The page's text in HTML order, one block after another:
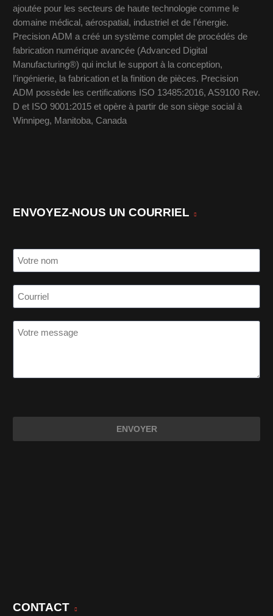
ajoutée pour les secteurs de haute technologie comme le
domaine médical, aérospatial, industriel et de l’énergie.
Precision ADM a créé un système complet de procédés de
fabrication numérique avancée (Advanced Digital
Manufacturing®) qui inclut le support à la conception,
l’ingénierie, la fabrication et la finition de pièces. Precision
ADM possède les certifications ISO 13485:2016, AS9100 Rev.
D et ISO 9001:2015 et opère à partir de son siège social à
Winnipeg, Manitoba, Canada
ENVOYEZ-NOUS UN COURRIEL
CONTACT